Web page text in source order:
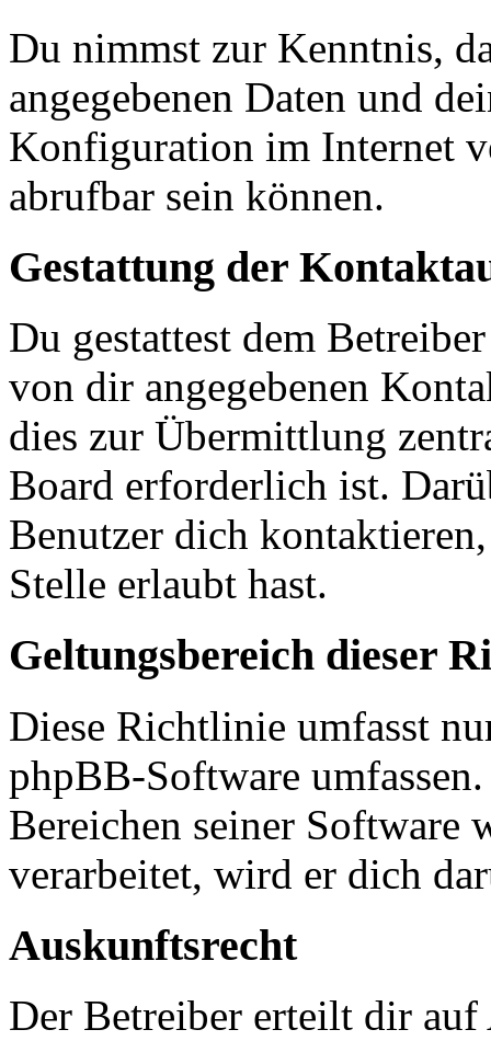
Du nimmst zur Kenntnis,
angegebenen Daten und
Konfiguration im Internet
abrufbar sein können.
Gestattung der
Du gestattest dem
von dir angegebenen
dies zur Übermittlung
Board erforderlich ist.
Benutzer dich
Stelle erlaubt hast.
Geltungsbereich dieser
Diese Richtlinie umfasst
phpBB-Software
Bereichen seiner Software
verarbeitet, wird er dich
Auskunftsrecht
Der Betreiber erteilt dir